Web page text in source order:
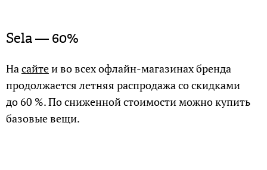
Sela — 60%
Насайтеи во всех офлайн-магазинах бренда
продолжается летняя распродажа со скидками
до 60 %. По сниженной стоимости можно купить
базовые вещи.